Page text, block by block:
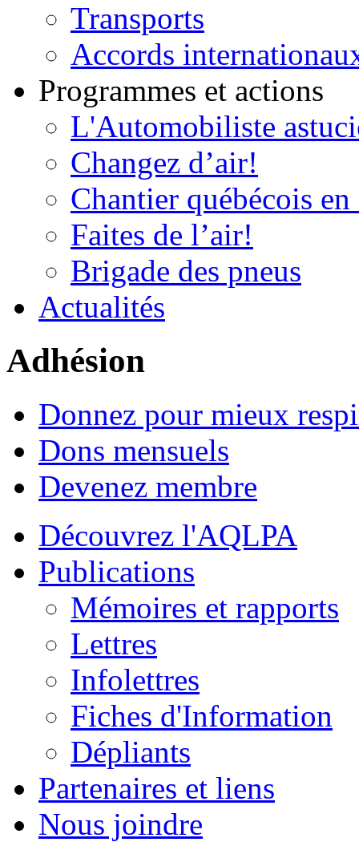
Transports
Accords
Programmes et actions
L'Automobiliste
Changez d’air!
Chantier québécois
Faites de l’air!
Brigade des pneus
Actualités
Adhésion
Donnez pour mieux
Dons mensuels
Devenez membre
Découvrez l'AQLPA
Publications
Mémoires et rapports
Lettres
Infolettres
Fiches d'Information
Dépliants
Partenaires et liens
Nous joindre